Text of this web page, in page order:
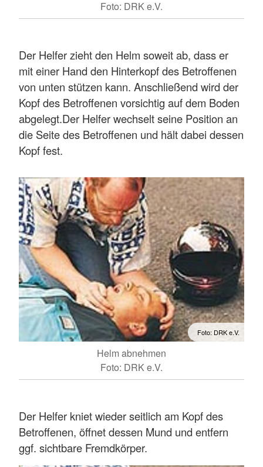
Foto: DRK e.V.
Der Helfer zieht den Helm soweit ab, dass er
mit einer Hand den Hinterkopf des Betroffenen
von unten stützen kann. Anschließend wird der
Kopf des Betroffenen vorsichtig auf dem Boden
abgelegt.Der Helfer wechselt seine Position an
die Seite des Betroffenen und hält dabei dessen
Kopf fest.
Foto: DRK e.V.
Helm abnehmen
Foto: DRK e.V.
Der Helfer kniet wieder seitlich am Kopf des
Betroffenen, öffnet dessen Mund und entfern
ggf. sichtbare Fremdkörper.